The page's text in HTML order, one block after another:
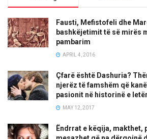
Fausti, Mefistofeli dhe
bashkëjetimit të së mirës
pambarim
APRIL 4, 2016
Çfarë është Dashuria?
njerëz të famshëm që
pasionit në historinë e
MAY 12, 2017
Ëndrrat e këqija, makthet,